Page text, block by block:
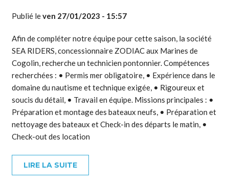
Publié leven 27/01/2023 - 15:57
Afin de compléter notre équipe pour cette saison, la société
SEA RIDERS, concessionnaire ZODIAC aux Marines de
Cogolin, recherche un technicien pontonnier. Compétences
recherchées : • Permis mer obligatoire, • Expérience dans le
domaine du nautisme et technique exigée, • Rigoureux et
soucis du détail, • Travail en équipe. Missions principales : •
Préparation et montage des bateaux neufs, • Préparation et
nettoyage des bateaux et Check-in des départs le matin, •
Check-out des location
LIRE LA SUITE